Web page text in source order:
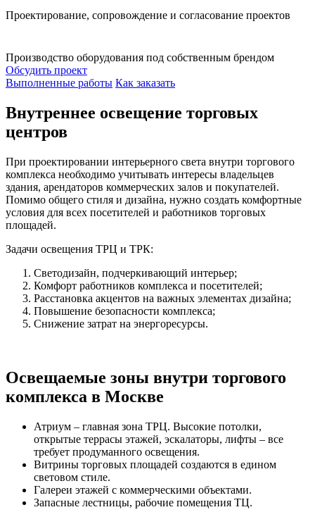
Проектирование, сопровождение и согласование проектов
Производство оборудования под собственным брендом
Обсудить проект
Выполненные работы Как заказать
Внутреннее освещение торговых
центров
При проектировании интерьерного света внутри торгового
комплекса необходимо учитывать интересы владельцев
здания, арендаторов коммерческих залов и покупателей.
Помимо общего стиля и дизайна, нужно создать комфортные
условия для всех посетителей и работников торговых
площадей.
Задачи освещения ТРЦ и ТРК:
Светодизайн, подчеркивающий интерьер;
Комфорт работников комплекса и посетителей;
Расстановка акцентов на важных элементах дизайна;
Повышение безопасности комплекса;
Снижение затрат на энергоресурсы.
Освещаемые зоны внутри торгового
комплекса в Москве
Атриум – главная зона ТРЦ. Высокие потолки,
открытые террасы этажей, эскалаторы, лифты – все
требует продуманного освещения.
Витрины торговых площадей создаются в едином
световом стиле.
Галереи этажей с коммерческими объектами.
Запасные лестницы, рабочие помещения ТЦ.